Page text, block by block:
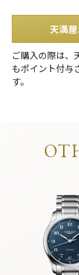
天満
ご購入の際は、
もポイント付与
す。